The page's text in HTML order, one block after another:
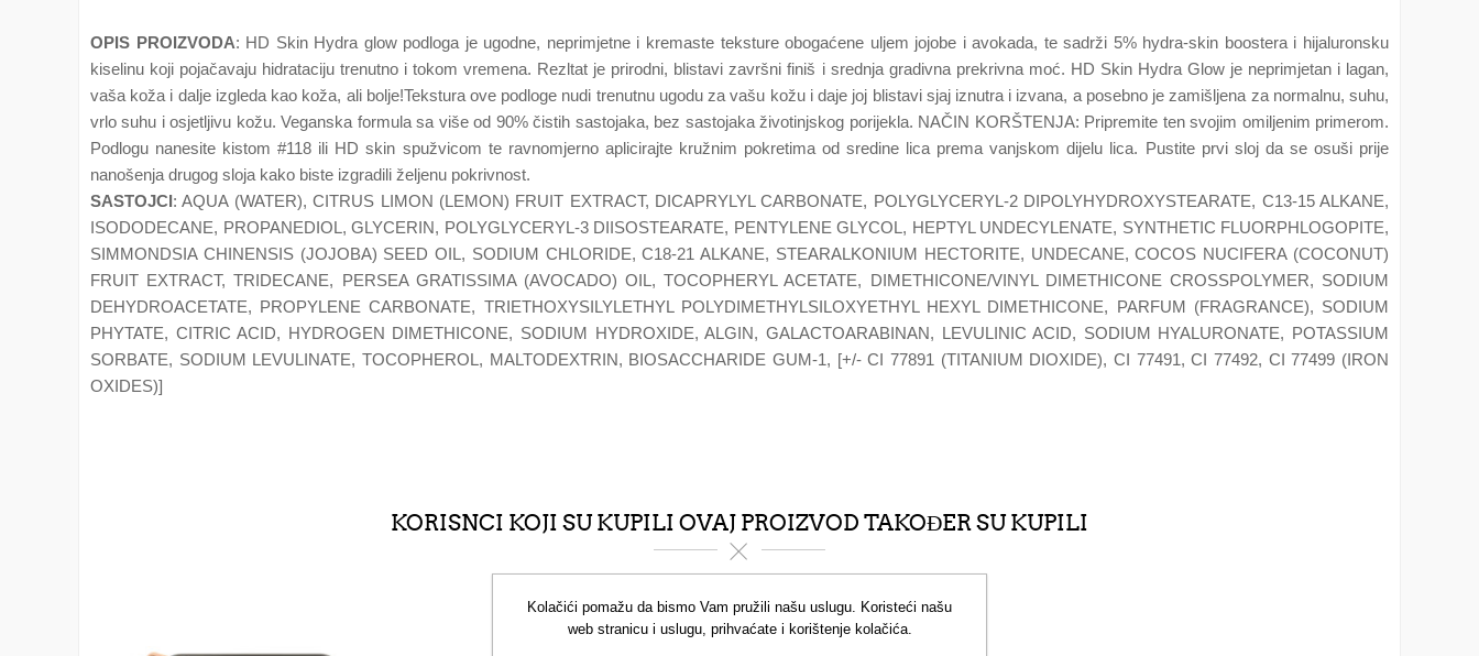
OPIS PROIZVODA: HD Skin Hydra glow podloga je ugodne, neprimjetne i kremaste teksture obogaćene uljem jojobe i avokada, te sadrži 5% hydra-skin boostera i hijaluronsku
kiselinu koji pojačavaju hidrataciju trenutno i tokom vremena. Rezltat je prirodni, blistavi završni finiš i srednja gradivna prekrivna moć. HD Skin Hydra Glow je neprimjetan i lagan,
vaša koža i dalje izgleda kao koža, ali bolje!Tekstura ove podloge nudi trenutnu ugodu za vašu kožu i daje joj blistavi sjaj iznutra i izvana, a posebno je zamišljena za normalnu, suhu,
vrlo suhu i osjetljivu kožu. Veganska formula sa više od 90% čistih sastojaka, bez sastojaka životinjskog porijekla. NAČIN KORŠTENJA: Pripremite ten svojim omiljenim primerom.
Podlogu nanesite kistom #118 ili HD skin spužvicom te ravnomjerno aplicirajte kružnim pokretima od sredine lica prema vanjskom dijelu lica. Pustite prvi sloj da se osuši prije
nanošenja drugog sloja kako biste izgradili željenu pokrivnost.
SASTOJCI: AQUA (WATER), CITRUS LIMON (LEMON) FRUIT EXTRACT, DICAPRYLYL CARBONATE, POLYGLYCERYL-2 DIPOLYHYDROXYSTEARATE, C13-15 ALKANE,
ISODODECANE, PROPANEDIOL, GLYCERIN, POLYGLYCERYL-3 DIISOSTEARATE, PENTYLENE GLYCOL, HEPTYL UNDECYLENATE, SYNTHETIC FLUORPHLOGOPITE,
SIMMONDSIA CHINENSIS (JOJOBA) SEED OIL, SODIUM CHLORIDE, C18-21 ALKANE, STEARALKONIUM HECTORITE, UNDECANE, COCOS NUCIFERA (COCONUT)
FRUIT EXTRACT, TRIDECANE, PERSEA GRATISSIMA (AVOCADO) OIL, TOCOPHERYL ACETATE, DIMETHICONE/VINYL DIMETHICONE CROSSPOLYMER, SODIUM
DEHYDROACETATE, PROPYLENE CARBONATE, TRIETHOXYSILYLETHYL POLYDIMETHYLSILOXYETHYL HEXYL DIMETHICONE, PARFUM (FRAGRANCE), SODIUM
PHYTATE, CITRIC ACID, HYDROGEN DIMETHICONE, SODIUM HYDROXIDE, ALGIN, GALACTOARABINAN, LEVULINIC ACID, SODIUM HYALURONATE, POTASSIUM
SORBATE, SODIUM LEVULINATE, TOCOPHEROL, MALTODEXTRIN, BIOSACCHARIDE GUM-1, [+/- CI 77891 (TITANIUM DIOXIDE), CI 77491, CI 77492, CI 77499 (IRON
OXIDES)]
KORISNCI KOJI SU KUPILI OVAJ PROIZVOD TAKOĐER SU KUPILI
Kolačići pomažu da bismo Vam pružili našu uslugu. Koristeći našu
web stranicu i uslugu, prihvaćate i korištenje kolačića.